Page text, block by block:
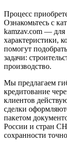
Процесс
Ознакомьтесь с
kamzav.com — для
характеристики,
помогут
задачи:
производство.
Мы предлагаем
кредитование
клиентов
сделки
пакетом
России и стран
сохранности